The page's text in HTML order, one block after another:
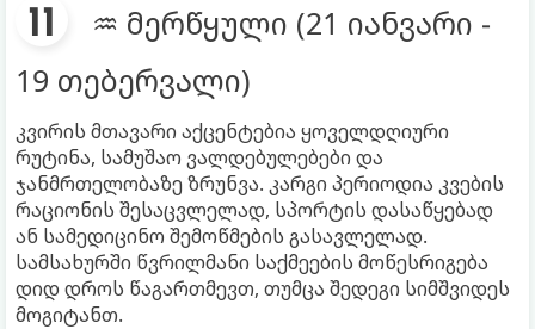
♒ მერწყული (21 იანვარი -
19 თებერვალი)
კვირის მთავარი აქცენტებია ყოველდღიური
რუტინა, სამუშაო ვალდებულებები და
ჯანმრთელობაზე ზრუნვა. კარგი პერიოდია კვების
რაციონის შესაცვლელად, სპორტის დასაწყებად
ან სამედიცინო შემოწმების გასავლელად.
სამსახურში წვრილმანი საქმეების მოწესრიგება
დიდ დროს წაგართმევთ, თუმცა შედეგი სიმშვიდეს
მოგიტანთ.